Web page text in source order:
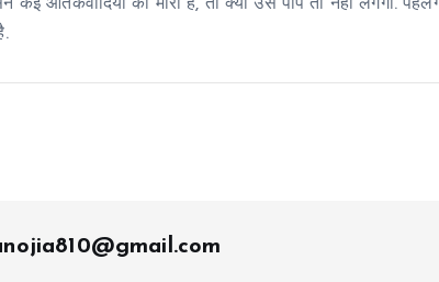
आतंकवादियों को मारा है, तो क्या उसे पाप तो नहीं लगेगा.